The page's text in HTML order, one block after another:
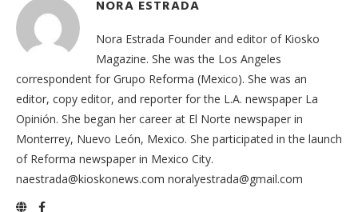
NORA ESTRADA
Nora Estrada Founder and editor of Kiosko
Magazine. She was the Los Angeles
correspondent for Grupo Reforma (Mexico). She was an
editor, copy editor, and reporter for the L.A. newspaper La
Opinión. She began her career at El Norte newspaper in
Monterrey, Nuevo León, Mexico. She participated in the launch
of Reforma newspaper in Mexico City.
naestrada@kioskonews.com noralyestrada@gmail.com